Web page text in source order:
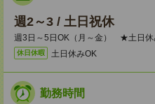
週2～3 / 土日祝休
週3日～5日OK（月～金） ★土日休
休日休暇 土日休みOK
勤務時間